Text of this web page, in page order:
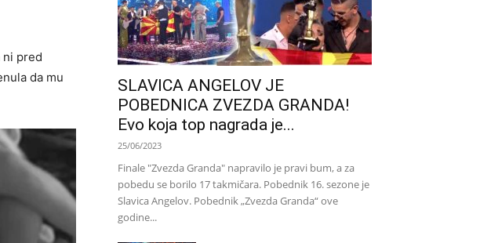
ni pred
da mu
SLAVICA ANGELOV JE
POBEDNICA ZVEZDA GRANDA!
Evo koja top nagrada je...
25/06/2023
Finale "Zvezda Granda" napravilo je pravi bum, a za
pobedu se borilo 17 takmičara. Pobednik 16. sezone je
Slavica Angelov. Pobednik „Zvezda Granda“ ove
godine...